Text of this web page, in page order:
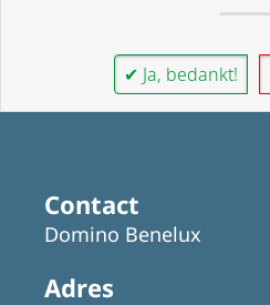
✔ Ja, bedankt!
Contact
Domino Benelux
Adres